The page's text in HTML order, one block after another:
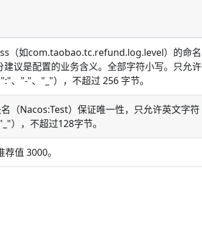
（如com.taobao.tc.refund.log.level）的命名
议是配置的业务含义。全部字符小写。只允许
、"-"、" "），不超过 256 字节。
（Nacos:Test）保证唯一性，只允许英文字符
"），不超过128字节。
值 3000。